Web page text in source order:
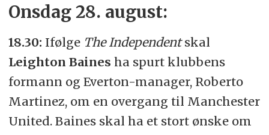
Onsdag 28. august:
18.30: IfølgeThe Independentskal
Leighton Baines ha spurt klubbens
formann og Everton-manager, Roberto
Martinez, om en overgang til Manchester
United. Baines skal ha et stort ønske om